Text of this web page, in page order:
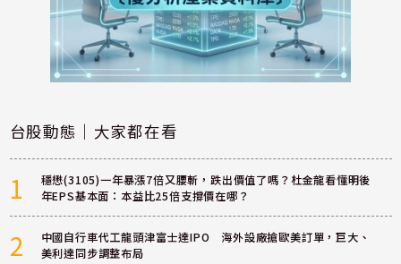
台股動態｜大家都在看
1
穩懋(3105)一年暴漲7倍又腰斬，跌出價值了嗎？杜金龍看懂明後
年EPS基本面：本益比25倍支撐價在哪？
2
中國自行車代工龍頭津富士達IPO 海外設廠搶歐美訂單，巨大、
美利達同步調整布局